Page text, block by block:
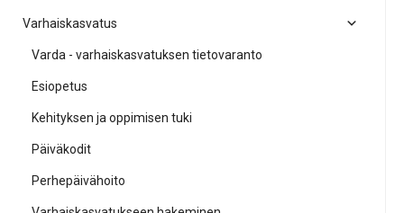
Varhaiskasvatus
Varda - varhaiskasvatuksen tietovaranto
Esiopetus
Kehityksen ja oppimisen tuki
Päiväkodit
Perhepäivähoito